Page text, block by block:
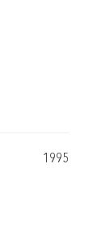
1995